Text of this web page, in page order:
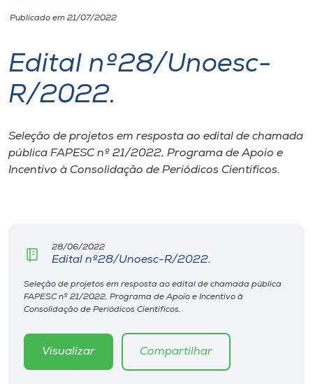
Unoesc
Internacionalização
I.nova
Diplomados
Editora
Rádio
Publicado em 21/07/2022
Edital nº28/Unoesc-
R/2022.
Seleção de projetos em resposta ao edital de chamada
pública FAPESC nº 21/2022, Programa de Apoio e
Incentivo à Consolidação de Periódicos Científicos.
28/06/2022
Edital nº28/Unoesc-R/2022.
Seleção de projetos em resposta ao edital de chamada pública
FAPESC nº 21/2022, Programa de Apoio e Incentivo à
Consolidação de Periódicos Científicos.
Visualizar Compartilhar